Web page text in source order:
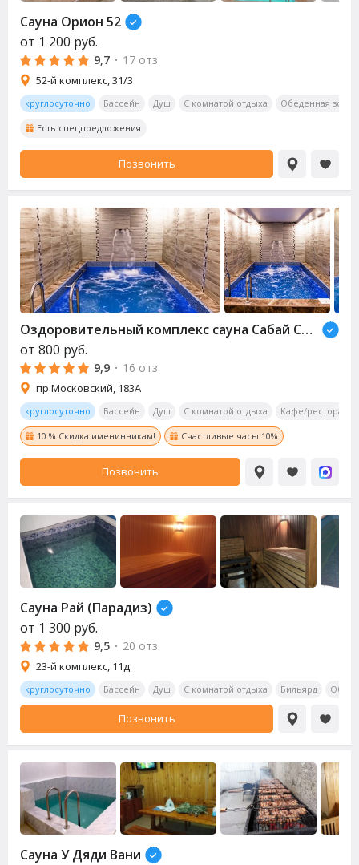
Сауна Орион 52
от 1 200 руб.
9,7 · 17 отз.
52-й комплекс, 31/3
круглосуточно Бассейн Душ С комнатой отдыха Обеденная зона
Есть спецпредложения
Позвонить
Оздоровительный комплекс сауна Сабай Стайл
от 800 руб.
9,9 · 16 отз.
пр.Московский, 183А
круглосуточно Бассейн Душ С комнатой отдыха Кафе/ресторан
10 % Скидка именинникам! Счастливые часы 10%
Позвонить
Сауна Рай (Парадиз)
от 1 300 руб.
9,5 · 20 отз.
23-й комплекс, 11д
круглосуточно Бассейн Душ С комнатой отдыха Бильярд
Позвонить
Сауна У Дяди Вани